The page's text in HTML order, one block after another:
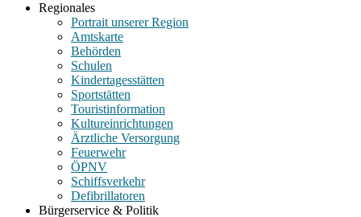
Regionales
Portrait unserer Region
Amtskarte
Behörden
Schulen
Kindertagesstätten
Sportstätten
Touristinformation
Kultureinrichtungen
Ärztliche Versorgung
Feuerwehr
ÖPNV
Schiffsverkehr
Defibrillatoren
Bürgerservice & Politik